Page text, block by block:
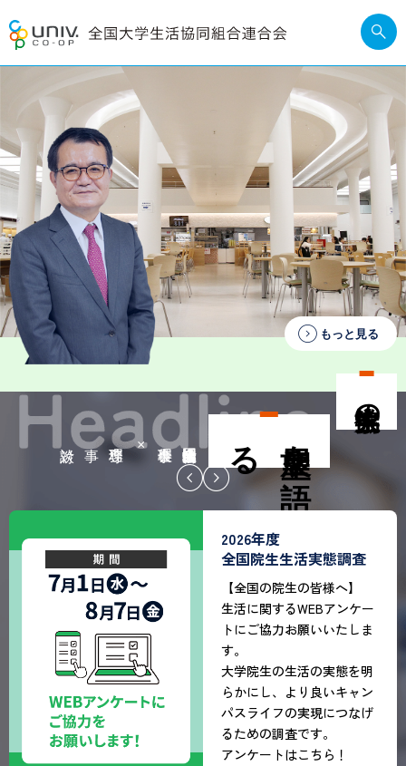
もっと見る
大学生協の
展望を
語
る
2026
PCカンファレンス
コンピュータを利用した教
育に携わる人たちが、学び
について本気で語り合うイ
参加申し込み方法等はこち
らのサイトでご確認くださ
い。